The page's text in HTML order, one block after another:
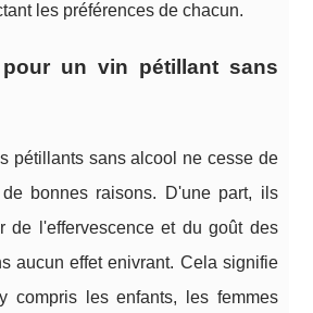
les préférences de chacun.
un vin pétillant sans
pétillants sans alcool ne cesse de
bonnes raisons. D'une part, ils
de l'effervescence et du goût des
aucun effet enivrant. Cela signifie
compris les enfants, les femmes